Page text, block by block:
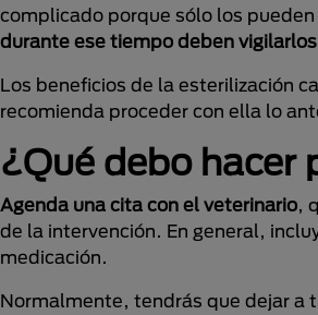
complicado porque sólo los
durante ese tiempo deben vigilarlos
Los beneficios de la esterilización
recomienda proceder con ella lo
¿Qué debo hacer
Agenda una cita con el veterinario,
de la intervención. En general,
medicación.
Normalmente, tendrás que dejar a